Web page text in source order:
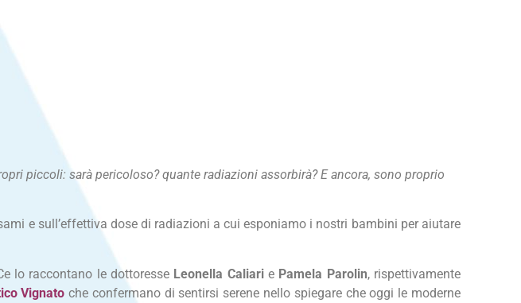
piccoli: sarà pericoloso? quante radiazioni assorbirà? E ancora, sono proprio
e sull’effettiva dose di radiazioni a cui esponiamo i nostri bambini per aiutare
lo raccontano le dottoresse Leonella Caliarie Pamela Parolin, rispettivamente
Vignato che confermano di sentirsi serene nello spiegare che oggi le moderne